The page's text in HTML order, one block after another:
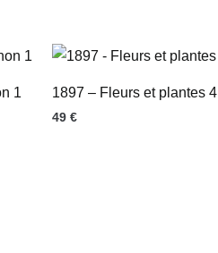
1 1897 – Fleurs et plantes 4
49 €